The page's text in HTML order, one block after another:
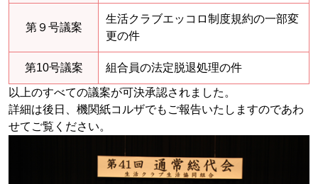
第９号議案
生活クラブエッコロ制度規約の一部変
更の件
第10号議案 組合員の法定脱退処理の件
以上のすべての議案が可決承認されました。
詳細は後日、機関紙コルザでもご報告いたしますのであわ
せてご覧ください。